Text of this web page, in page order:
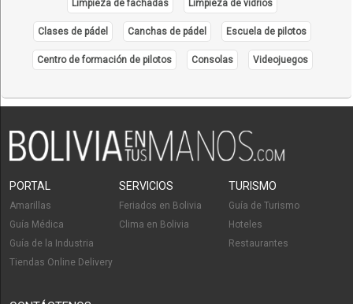
Limpieza de fachadas Limpieza de vidrios
Clases de pádel Canchas de pádel Escuela de pilotos
Centro de formación de pilotos Consolas Videojuegos
PORTAL
Amarillas
Guía Médica
Guía de la Industria
Tiendas Online Delivery
SERVICIOS
Feriados en Bolivia
Clima en Bolivia
TURISMO
Guía de Turismo
Hoteles
Restaurantes